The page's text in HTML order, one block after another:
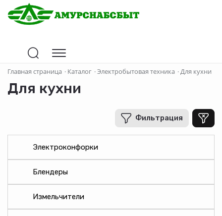
Главная страница · Каталог ·Электробытовая техника ·Для кухни
Для кухни
Фильтрация
В рублях
Бренд
BRAYER
Axion
BRAYER
FIRST
Электроконфорки
Блендеры
Измельчители